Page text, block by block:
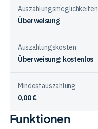
Auszahlungsmöglichkeiten
Überweisung
Auszahlungskosten
Überweisung: kostenlos
Mindestauszahlung
0,00 €
Vergleichstabelle
Funktionen